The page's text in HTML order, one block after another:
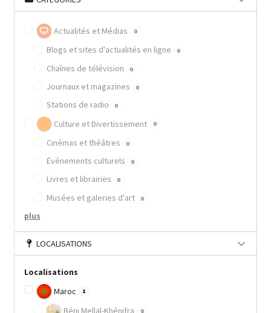
Actualités et Médias 0
Blogs et sites d'actualités en ligne 0
Chaînes de télévision 0
Journaux et magazines 0
Stations de radio 0
Culture et Divertissement 0
Cinémas et théâtres 0
Événements culturels 0
Livres et librairies 0
Musées et galeries d'art 0
plus
LOCALISATIONS
Localisations
Maroc
1
Béni Mellal-Khénifra 0